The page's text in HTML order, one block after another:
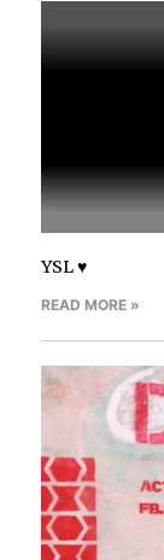
YSL ♥
READ MORE »